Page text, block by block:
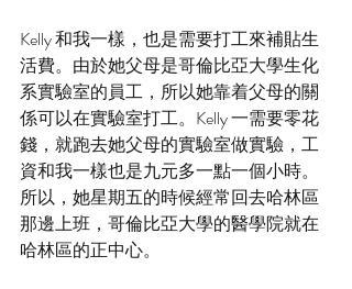
Kelly 和我一樣，也是需要打工來補貼生
活費。由於她父母是哥倫比亞大學生化
系實驗室的員工，所以她靠着父母的關
係可以在實驗室打工。Kelly 一需要零花
錢，就跑去她父母的實驗室做實驗，工
資和我一樣也是九元多一點一個小時。
所以，她星期五的時候經常回去哈林區
那邊上班，哥倫比亞大學的醫學院就在
哈林區的正中心。